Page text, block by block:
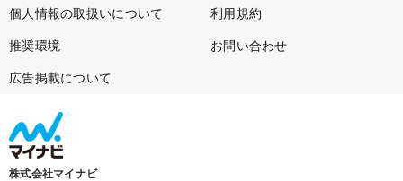
個人情報の取扱いについて 利用規約
推奨環境 お問い合わせ
広告掲載について
株式会社マイナビ